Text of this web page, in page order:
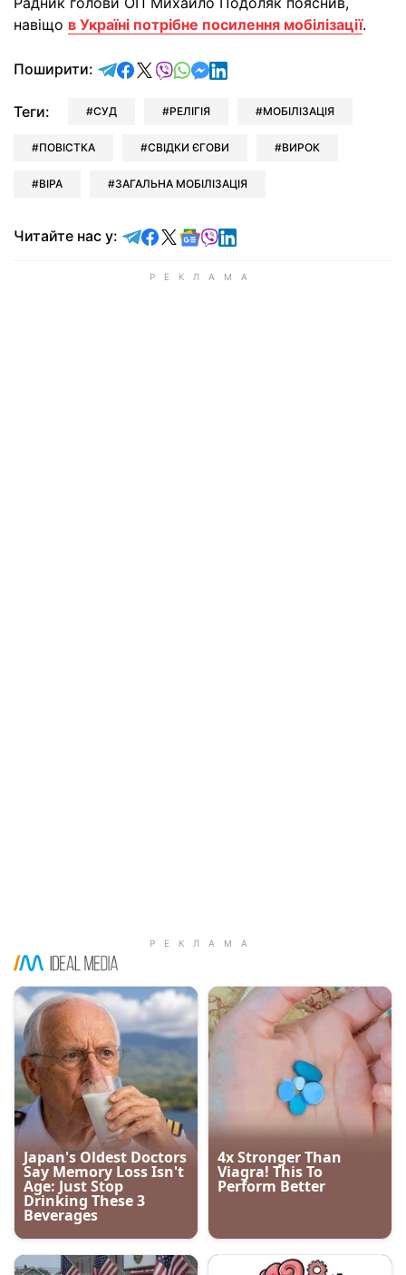
навіщо в Україні потрібне посилення мобілізації.
Поширити: відправити у Telegram
поділитись у Facebook
поділитись у X
відправити у Viber
відправити у Whatsapp
відправити у Messenger
відправити у LinkedIn
Теги: СУД РЕЛІГІЯ МОБІЛІЗАЦІЯ
ПОВІСТКА СВІДКИ ЄГОВИ ВИРОК
ВІРА ЗАГАЛЬНА МОБІЛІЗАЦІЯ
Читайте нас у: Читайте у Telegram
Читайте у Facebook
Читайте у X
Читайте у Google news
Читайте у Viber
Читайте у LinkedIn